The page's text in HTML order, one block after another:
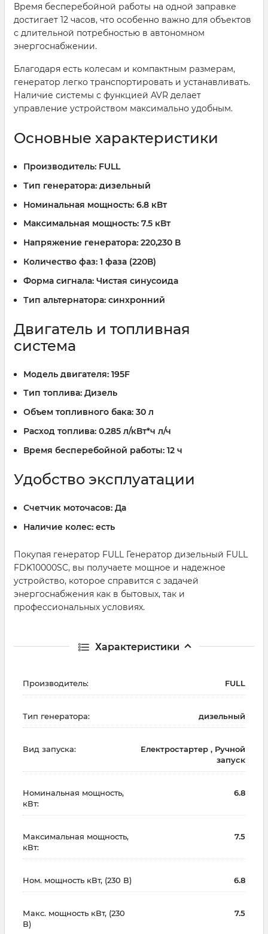
Время бесперебойной работы на одной заправке
достигает 12 часов, что особенно важно для объектов
с длительной потребностью в автономном
энергоснабжении.
Благодаря есть колесам и компактным размерам,
генератор легко транспортировать и устанавливать.
Наличие системы с функцией AVR делает
управление устройством максимально удобным.
Основные характеристики
Производитель: FULL
Тип генератора: дизельный
Номинальная мощность: 6.8 кВт
Максимальная мощность: 7.5 кВт
Напряжение генератора: 220,230 В
Количество фаз: 1 фаза (220В)
Форма сигнала: Чистая синусоида
Тип альтернатора: синхронний
Двигатель и топливная
система
Модель двигателя: 195F
Тип топлива: Дизель
Объем топливного бака: 30 л
Расход топлива: 0.285 л/кВт*ч л/ч
Время бесперебойной работы: 12 ч
Удобство эксплуатации
Счетчик моточасов: Да
Наличие колес: есть
Покупая генератор FULL Генератор дизельный FULL
FDK10000SC, вы получаете мощное и надежное
устройство, которое справится с задачей
энергоснабжения как в бытовых, так и
профессиональных условиях.
Характеристики
Производитель: FULL
Тип генератора: дизельный
Вид запуска:
Електростартер , Ручной
запуск
Номинальная мощность,
кВт:
6.8
Максимальная мощность,
кВт:
7.5
Ном. мощность кВт, (230 В) 6.8
Макс. мощность кВт, (230
В)
7.5